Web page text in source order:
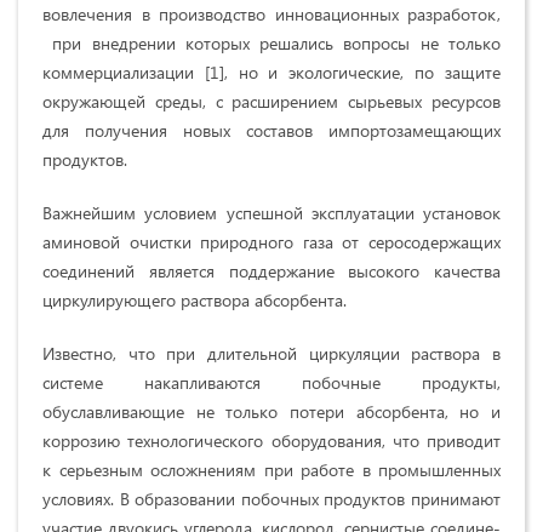
вовлечения в производство инновационных разработок,
при внедрении которых решались вопросы не только
коммерциализации [1], но и экологические, по защите
окружающей среды, с расширением сырьевых ресурсов
для получения новых составов импортозамещающих
продуктов.
Важнейшим условием успешной эксплуатации установок
аминовой очи­стки природного газа от серосодержащих
соединений является поддержание высокого качества
циркулирующего раствора абсорбента.
Известно, что при длительной циркуляции раствора в
системе накапли­ваются побочные продукты,
обуславливающие не только потери абсорбента, но и
коррозию технологического оборудования, что приводит
к серьезным ослож­нениям при работе в промышленных
условиях. В образовании побочных про­дуктов принимают